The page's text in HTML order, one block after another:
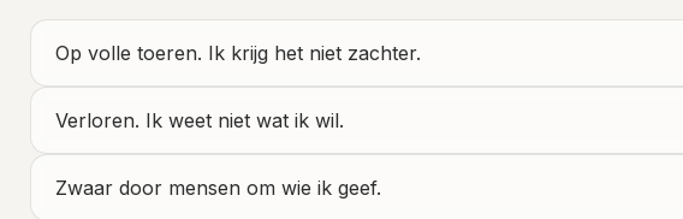
Op volle toeren. Ik krijg het niet zachter.
Verloren. Ik weet niet wat ik wil.
Zwaar door mensen om wie ik geef.